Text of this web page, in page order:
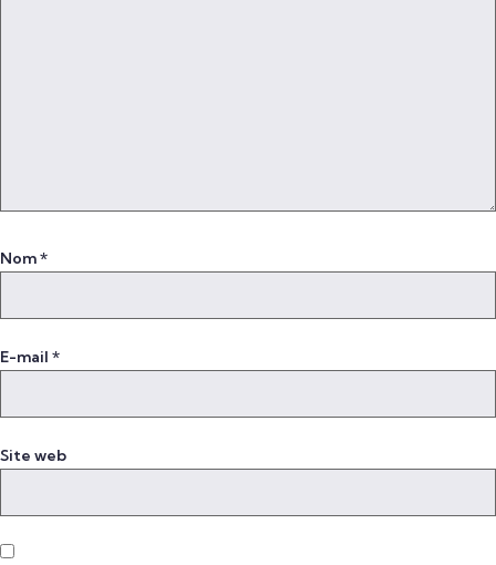
Nom*
E-mail *
Site web